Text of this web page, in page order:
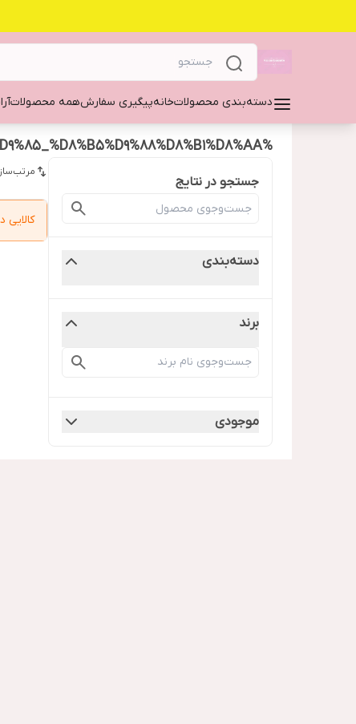
دسته‌بندی محصولاتخانهپیگیری سفارشهمه محصولات
%D8%B3%D8%B1%D9%85_%D8%B5%D9%88%D8%B1%D8%AA
جستجو در نتایج
دسته‌بندی
برند
موجودی